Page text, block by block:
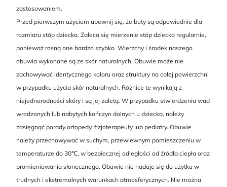
zastosowaniem.
Przed pierwszym użyciem upewnij się, że buty są odpowiednie dla
rozmiaru stóp dziecka. Zaleca się mierzenie stóp dziecka regularnie,
ponieważ rosną one bardzo szybko. Wierzchy i środek naszego
obuwia wykonane są ze skór naturalnych. Obuwie może nie
zachowywać identycznego koloru oraz struktury na całej powierzchni
w przypadku użycia skór naturalnych. Różnice te wynikają z
niejednorodności skóry i są jej zaletą. W przypadku stwierdzenia wad
wrodzonych lub nabytych kończyn dolnych u dziecka, należy
zasięgnąć porady ortopedy, fizjoterapeuty lub pediatry. Obuwie
należy przechowywać w suchym, przewiewnym pomieszczeniu w
temperaturze do 30℃, w bezpiecznej odległości od źródła ciepła oraz
promieniowania słonecznego. Obuwie nie nadaje się do użytku w
trudnych i ekstremalnych warunkach atmosferycznych. Nie można